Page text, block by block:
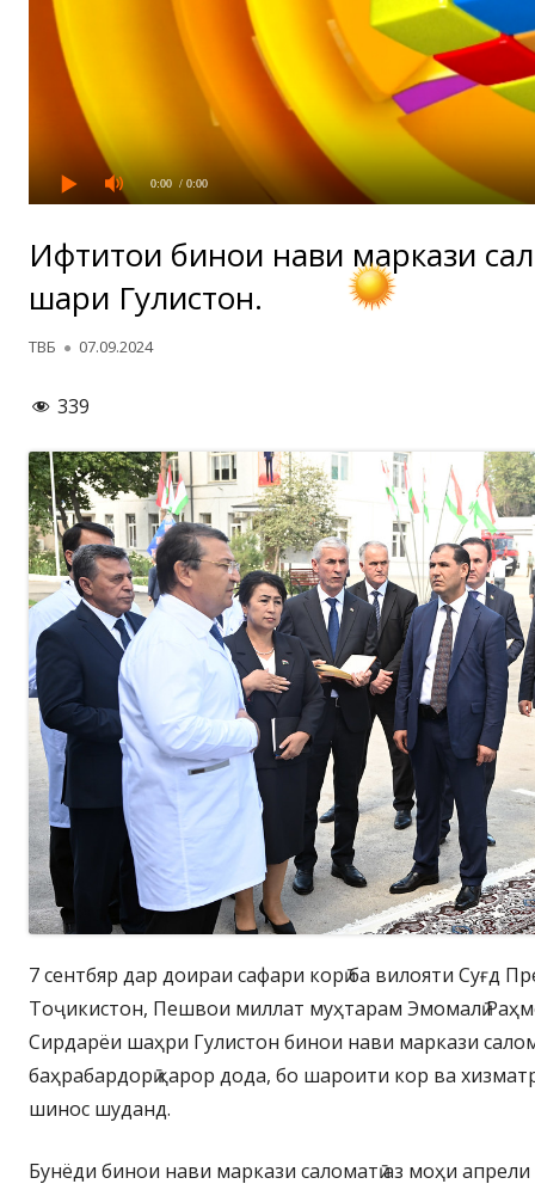
0:00 / 0:00
Ифтитоҳи бинои нави маркази
шаҳри Гулистон.
Автор
ТВБ Опубликовано
07.09.2024
339
7 сентбяр дар доираи сафари корӣ ба вилояти Суғд
Тоҷикистон, Пешвои миллат муҳтарам Эмомалӣ
Сирдарёи шаҳри Гулистон бинои нави маркази
баҳрабардорӣ қарор дода, бо шароити кор ва
шинос шуданд.
Бунёди бинои нави маркази саломатӣ аз моҳи апрели